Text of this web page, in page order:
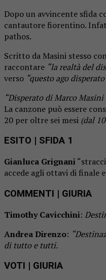
Dopo un avvincente sfida
cantautore fiorentino.
pathos.
Scritto da Masini stesso
raccontare “la realtà del
verso “questo ago
“Disperato di Marco
La canzone può essere
20 per oltre sei mesi (dal
ESITO | SFIDA 1
Gianluca Grignani
accede agli ottavi di finale
COMMENTI | GIURIA
Timothy Cavicchini:
Andrea Direnzo:
di tutto e tutti.
VOTI | GIURIA